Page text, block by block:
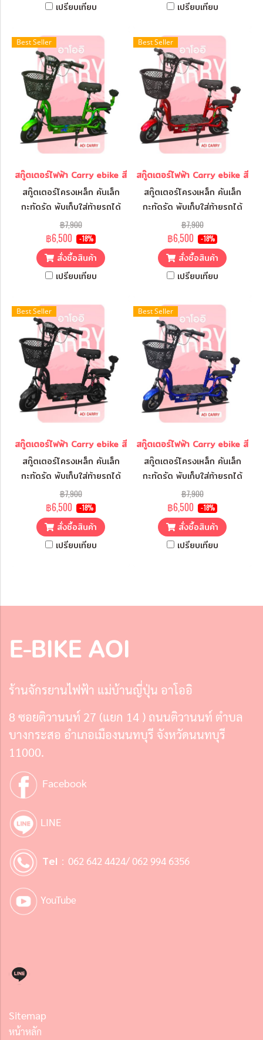
เปรียบเทียบ
เปรียบเทียบ
Best Seller
สกู๊ตเตอร์ไฟฟ้า Carry ebike สีเขียว
สกู๊ตเตอร์โครงเหล็ก คันเล็ก
กะทัดรัด พับเก็บใส่ท้ายรถได้
สบาย พกพาไปได้ทุกที่
฿7,900
฿6,500 -18%
สั่งซื้อสินค้า
เปรียบเทียบ
Best Seller
สกู๊ตเตอร์ไฟฟ้า Carry ebike สีแดง
สกู๊ตเตอร์โครงเหล็ก คันเล็ก
กะทัดรัด พับเก็บใส่ท้ายรถได้
สบาย พกพาไปได้ทุกที่
฿7,900
฿6,500 -18%
สั่งซื้อสินค้า
เปรียบเทียบ
Best Seller
สกู๊ตเตอร์ไฟฟ้า Carry ebike สีดำ
สกู๊ตเตอร์โครงเหล็ก คันเล็ก
กะทัดรัด พับเก็บใส่ท้ายรถได้
สบาย พกพาไปได้ทุกที่
฿7,900
฿6,500 -18%
สั่งซื้อสินค้า
เปรียบเทียบ
Best Seller
สกู๊ตเตอร์ไฟฟ้า Carry ebike สีน้ำเ
สกู๊ตเตอร์โครงเหล็ก คันเล็ก
กะทัดรัด พับเก็บใส่ท้ายรถได้
สบาย พกพาไปได้ทุกที่
฿7,900
฿6,500 -18%
สั่งซื้อสินค้า
เปรียบเทียบ
E-BIKE AOI
ร้านจักรยานไฟฟ้า แม่บ้านญี่ปุ่น อาโออิ
8 ซอยติวานนท์ 27 (แยก 14 ) ถนนติวานนท์ ตำบล
บางกระสอ อำเภอเมืองนนทบุรี จังหวัดนนทบุรี
11000.
Facebook
LINE
Tel : 062 642 4424/ 062 994 6356
YouTube
Sitemap
หน้าหลัก